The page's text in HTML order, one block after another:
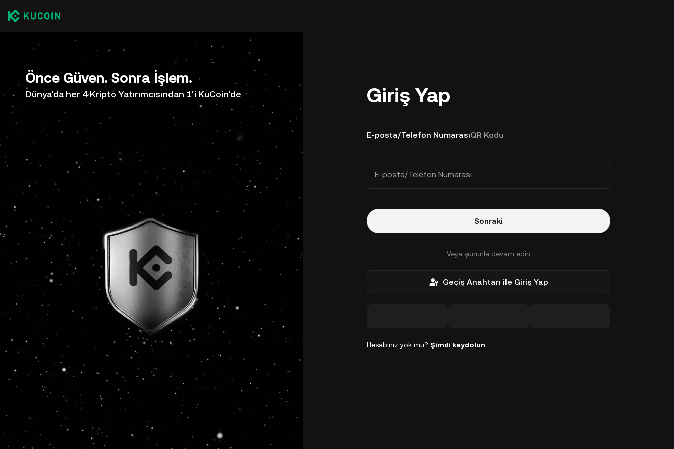
Önce Güven. Sonra İşlem.
Dünya'da her 4 Kripto Yatırımcısından 1'i KuCoin'de Giriş Yap
E-posta/Telefon NumarasıQR Kodu
E-posta/Telefon Numarası
Sonraki
Veya şununla devam edin
Geçiş Anahtarı ile Giriş Yap
Hesabınız yok mu? Şimdi kaydolun